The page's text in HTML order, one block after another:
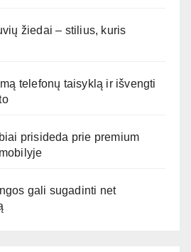
žiedai – stilius, kuris
telefonų taisyklą ir išvengti
prisideda prie premium
gali sugadinti net